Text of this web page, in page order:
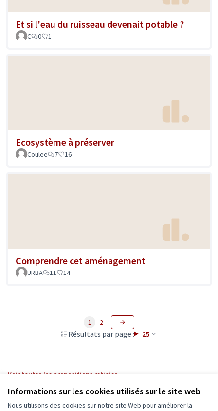
Informations sur les cookies utilisés sur le site web
Nous utilisons des cookies sur notre site Web pour améliorer la
Et si l'eau du ruisseau devenait potable ?
C 0 1
Ecosystème à préserver
Coulee 7 16
Comprendre cet aménagement
URBA 11 14
Résultats par page : 25
1 2
Voir toutes les propositions retirées
Conditions d'utilisation